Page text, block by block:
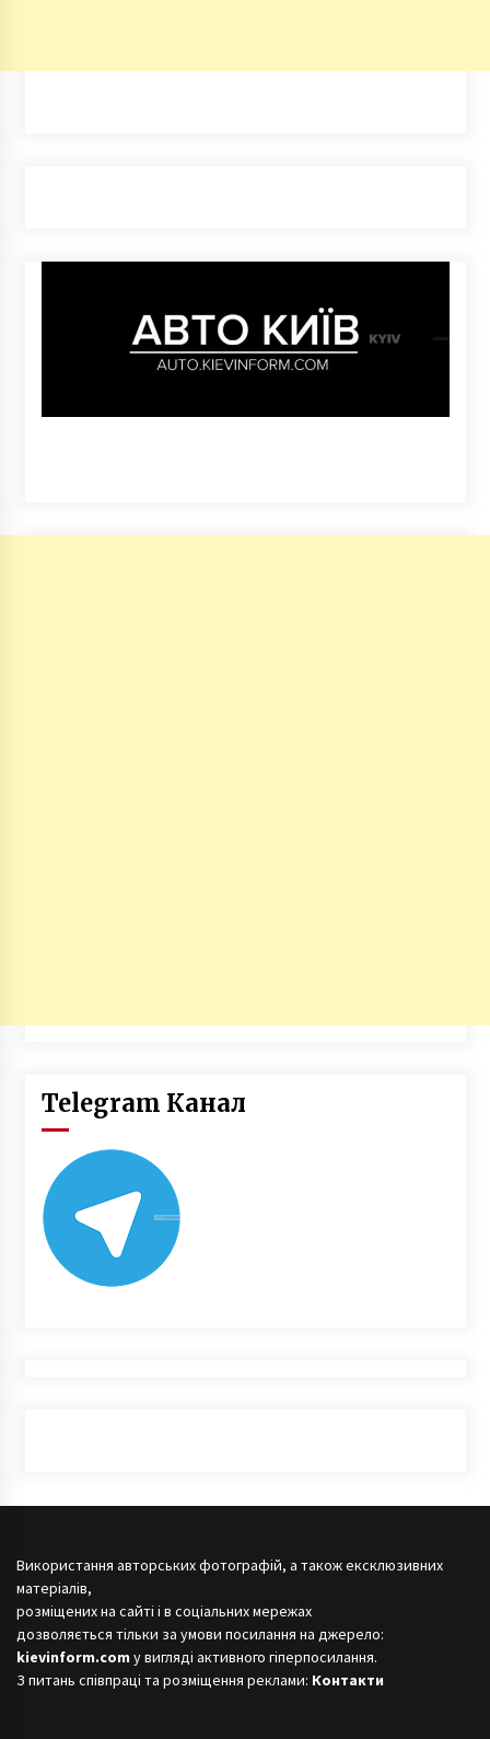
Telegram Канал
Використання авторських фотографій, а також ексклюзивних
матеріалів,
розміщених на сайті і в соціальних мережах
дозволяється тільки за умови посилання на джерело:
kievinform.com у вигляді активного гіперпосилання.
З питань співпраці та розміщення реклами: Контакти